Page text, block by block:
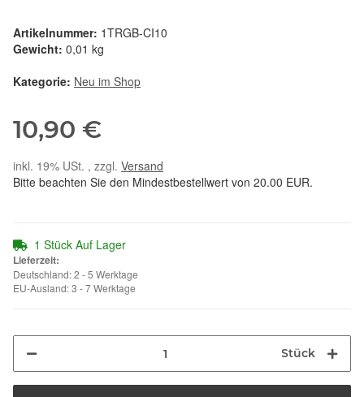
Artikelnummer: 1TRGB-CI10
Gewicht: 0,01 kg
Kategorie: Neu im Shop
10,90 €
inkl. 19% USt. , zzgl. Versand
Bitte beachten Sie den Mindestbestellwert von 20.00 EUR.
1 Stück Auf Lager
Lieferzeit:
Deutschland: 2 - 5 Werktage
EU-Ausland: 3 - 7 Werktage
Stück